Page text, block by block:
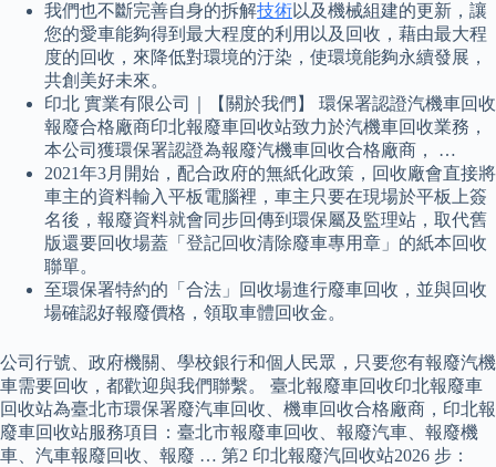
我們也不斷完善自身的拆解技術以及機械組建的更新，讓
您的愛車能夠得到最大程度的利用以及回收，藉由最大程
度的回收，來降低對環境的汙染，使環境能夠永續發展，
共創美好未來。
印北 實業有限公司｜【關於我們】 環保署認證汽機車回收
報廢合格廠商印北報廢車回收站致力於汽機車回收業務，
本公司獲環保署認證為報廢汽機車回收合格廠商， …
2021年3月開始，配合政府的無紙化政策，回收廠會直接將
車主的資料輸入平板電腦裡，車主只要在現場於平板上簽
名後，報廢資料就會同步回傳到環保屬及監理站，取代舊
版還要回收場蓋「登記回收清除廢車專用章」的紙本回收
聯單。
至環保署特約的「合法」回收場進行廢車回收，並與回收
場確認好報廢價格，領取車體回收金。
公司行號、政府機關、學校銀行和個人民眾，只要您有報廢汽機
車需要回收，都歡迎與我們聯繫。 臺北報廢車回收印北報廢車
回收站為臺北市環保署廢汽車回收、機車回收合格廠商，印北報
廢車回收站服務項目：臺北市報廢車回收、報廢汽車、報廢機
車、汽車報廢回收、報廢 … 第2 印北報廢汽回收站2026 步：